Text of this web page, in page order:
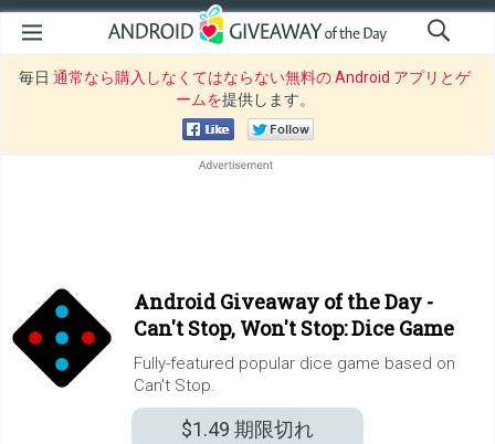
毎日 通常なら購入しなくてはならない無料の Android アプリとゲ
ームを提供します。
Android Giveaway of the Day -
Can't Stop, Won't Stop: Dice Game
Fully-featured popular dice game based on
Can't Stop.
$1.49 期限切れ